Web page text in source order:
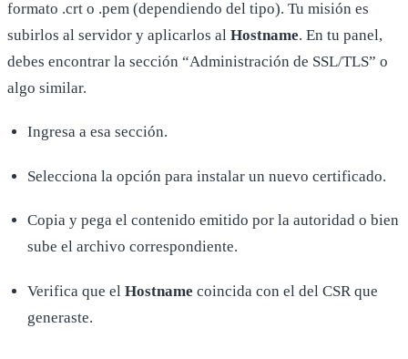
formato .crt o .pem (dependiendo del tipo). Tu misión es
subirlos al servidor y aplicarlos al Hostname. En tu panel,
debes encontrar la sección “Administración de SSL/TLS” o
algo similar.
Ingresa a esa sección.
Selecciona la opción para instalar un nuevo certificado.
Copia y pega el contenido emitido por la autoridad o bien
sube el archivo correspondiente.
Verifica que elHostname coincida con el del CSR que
generaste.